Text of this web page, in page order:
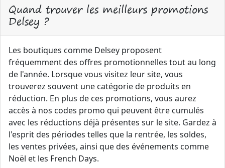
Quand trouver les meilleurs promotions
Delsey ?
Les boutiques comme Delsey proposent
fréquemment des offres promotionnelles tout au long
de l'année. Lorsque vous visitez leur site, vous
trouverez souvent une catégorie de produits en
réduction. En plus de ces promotions, vous aurez
accès à nos codes promo qui peuvent être cumulés
avec les réductions déjà présentes sur le site. Gardez à
l'esprit des périodes telles que la rentrée, les soldes,
les ventes privées, ainsi que des événements comme
Noël et les French Days.